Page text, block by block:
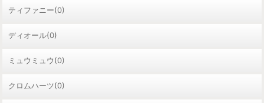
ティファニー(0)
ディオール(0)
ミュウミュウ(0)
クロムハーツ(0)